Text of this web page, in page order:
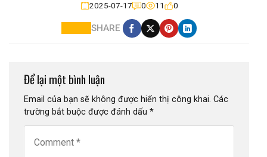
2025-07-17 0 11 0
SHARE
Để lại một bình luận
Email của bạn sẽ không được hiển thị công khai. Các
trường bắt buộc được đánh dấu *